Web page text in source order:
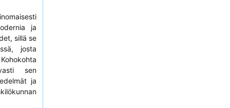
ja
sillä se
josta
sen
ja